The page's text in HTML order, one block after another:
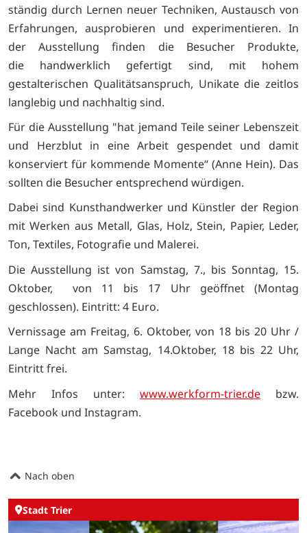
ständig durch Lernen neuer Techniken, Austausch von
Erfahrungen, ausprobieren und experimentieren. In
der Ausstellung finden die Besucher Produkte,
die handwerklich gefertigt sind, mit hohem
gestalterischen Qualitätsanspruch, Unikate die zeitlos
langlebig und nachhaltig sind.
Für die Ausstellung "hat jemand Teile seiner Lebenszeit
und Herzblut in eine Arbeit gespendet und damit
konserviert für kommende Momente“ (Anne Hein). Das
sollten die Besucher entsprechend würdigen.
Dabei sind Kunsthandwerker und Künstler der Region
mit Werken aus Metall, Glas, Holz, Stein, Papier, Leder,
Ton, Textiles, Fotografie und Malerei.
Die Ausstellung ist von Samstag, 7., bis Sonntag, 15.
Oktober, von 11 bis 17 Uhr geöffnet (Montag
geschlossen). Eintritt: 4 Euro.
Vernissage am Freitag, 6. Oktober, von 18 bis 20 Uhr /
Lange Nacht am Samstag, 14.Oktober, 18 bis 22 Uhr,
Eintritt frei.
Mehr Infos unter: www.werkform-trier.de bzw.
Facebook und Instagram.
Nach oben
Stadt Trier